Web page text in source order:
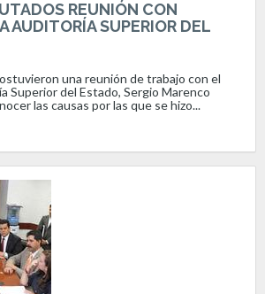
REUNIÓN CON
AUDITORÍA SUPERIOR DEL
una reunión de trabajo con el
Superior del Estado, Sergio Marenco
las causas por las que se hizo...